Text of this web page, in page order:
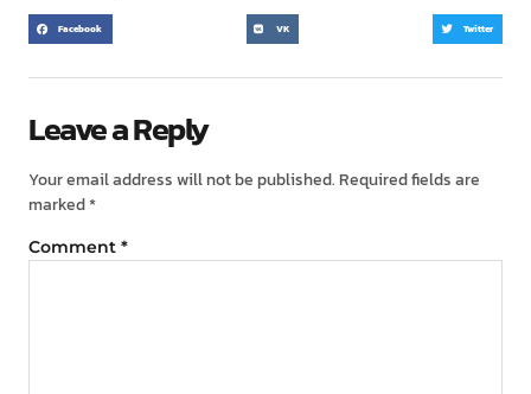
Facebook VK Twitter
Leave a Reply
Your email address will not be published. Required fields are
marked*
Comment *